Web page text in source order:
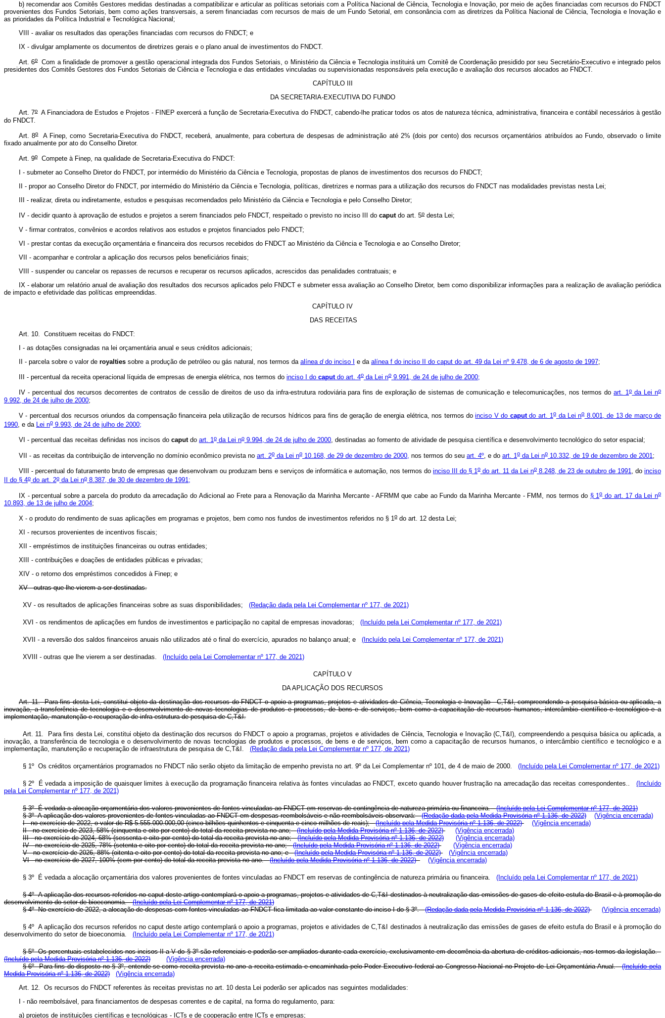
b) recomendar aos Comitês Gestores medidas destinadas a compatibilizar e articular as políticas setoriais com a Política Nacional de Ciência, Tecnologia e Inovação, por meio de ações financiadas com recursos do FNDCT
provenientes dos Fundos Setoriais, bem como ações transversais, a serem financiadas com recursos de mais de um Fundo Setorial, em consonância com as diretrizes da Política Nacional de Ciência, Tecnologia e Inovação e
as prioridades da Política Industrial e Tecnológica Nacional;
VIII - avaliar os resultados das operações financiadas com recursos do FNDCT; e
IX - divulgar amplamente os documentos de diretrizes gerais e o plano anual de investimentos do FNDCT.
Art. 6oCom a finalidade de promover a gestão operacional integrada dos Fundos Setoriais, o Ministério da Ciência e Tecnologia instituirá um Comitê de Coordenação presidido por seu Secretário-Executivo e integrado pelos
presidentes dos Comitês Gestores dos Fundos Setoriais de Ciência e Tecnologia e das entidades vinculadas ou supervisionadas responsáveis pela execução e avaliação dos recursos alocados ao FNDCT.
CAPÍTULO III
DA SECRETARIA-EXECUTIVA DO FUNDO
Art. 7o A Financiadora de Estudos e Projetos - FINEP exercerá a função de Secretaria-Executiva do FNDCT, cabendo-lhe praticar todos os atos de natureza técnica, administrativa, financeira e contábil necessários à gestão
do FNDCT.
Art. 8oA Finep, como Secretaria-Executiva do FNDCT, receberá, anualmente, para cobertura de despesas de administração até 2% (dois por cento) dos recursos orçamentários atribuídos ao Fundo, observado o limite
fixado anualmente por ato do Conselho Diretor.
Art. 9o
Compete à Finep, na qualidade de Secretaria-Executiva do FNDCT:
I - submeter ao Conselho Diretor do FNDCT, por intermédio do Ministério da Ciência e Tecnologia, propostas de planos de investimentos dos recursos do FNDCT;
II - propor ao Conselho Diretor do FNDCT, por intermédio do Ministério da Ciência e Tecnologia, políticas, diretrizes e normas para a utilização dos recursos do FNDCT nas modalidades previstas nesta Lei;
III - realizar, direta ou indiretamente, estudos e pesquisas recomendados pelo Ministério da Ciência e Tecnologia e pelo Conselho Diretor;
IV - decidir quanto à aprovação de estudos e projetos a serem financiados pelo FNDCT, respeitado o previsto no inciso III do caput do art. 5o desta Lei;
V - firmar contratos, convênios e acordos relativos aos estudos e projetos financiados pelo FNDCT;
VI - prestar contas da execução orçamentária e financeira dos recursos recebidos do FNDCT ao Ministério da Ciência e Tecnologia e ao Conselho Diretor;
VII - acompanhar e controlar a aplicação dos recursos pelos beneficiários finais;
VIII - suspender ou cancelar os repasses de recursos e recuperar os recursos aplicados, acrescidos das penalidades contratuais; e
IX - elaborar um relatório anual de avaliação dos resultados dos recursos aplicados pelo FNDCT e submeter essa avaliação ao Conselho Diretor, bem como disponibilizar informações para a realização de avaliação periódica
de impacto e efetividade das políticas empreendidas.
CAPÍTULO IV
DAS RECEITAS
Art. 10. Constituem receitas do FNDCT:
I - as dotações consignadas na lei orçamentária anual e seus créditos adicionais;
II - parcela sobre o valor de royalties sobre a produção de petróleo ou gás natural, nos termos da alínea d do inciso I e da alínea f do inciso II do caput do art. 49 da Lei nº 9.478, de 6 de agosto de 1997;
III - percentual da receita operacional líquida de empresas de energia elétrica, nos termos do inciso I do caput do art. 4o da Lei no 9.991, de 24 de julho de 2000;
IV - percentual dos recursos decorrentes de contratos de cessão de direitos de uso da infra-estrutura rodoviária para fins de exploração de sistemas de comunicação e telecomunicações, nos termos doart. 1oda Lei no
9.992, de 24 de julho de 2000;
V - percentual dos recursos oriundos da compensação financeira pela utilização de recursos hídricos para fins de geração de energia elétrica, nos termos doinciso V do caput do art. 1oda Lei no8.001, de 13 de março de
1990, e da Lei no 9.993, de 24 de julho de 2000;
VI - percentual das receitas definidas nos incisos do caput do art. 1o da Lei no 9.994, de 24 de julho de 2000, destinadas ao fomento de atividade de pesquisa científica e desenvolvimento tecnológico do setor espacial;
VII - as receitas da contribuição de intervenção no domínio econômico prevista no art. 2o da Lei no 10.168, de 29 de dezembro de 2000, nos termos do seu art. 4º , e do art. 1 o da Lei no 10.332, de 19 de dezembro de 2001 ;
VIII - percentual do faturamento bruto de empresas que desenvolvam ou produzam bens e serviços de informática e automação, nos termos do inciso III do § 1o do art. 11 da Lei no 8.248, de 23 de outubro de 1991, do inciso
II do § 4o do art. 2o da Lei no 8.387, de 30 de dezembro de 1991;
IX - percentual sobre a parcela do produto da arrecadação do Adicional ao Frete para a Renovação da Marinha Mercante - AFRMM que cabe ao Fundo da Marinha Mercante - FMM, nos termos do § 1odo art. 17 da Lei no
10.893, de 13 de julho de 2004;
X - o produto do rendimento de suas aplicações em programas e projetos, bem como nos fundos de investimentos referidos no § 1o do art. 12 desta Lei;
XI - recursos provenientes de incentivos fiscais;
XII - empréstimos de instituições financeiras ou outras entidades;
XIII - contribuições e doações de entidades públicas e privadas;
XIV - o retorno dos empréstimos concedidos à Finep; e
XV - outras que lhe vierem a ser destinadas.
XV - os resultados de aplicações financeiras sobre as suas disponibilidades; (Redação dada pela Lei Complementar nº 177, de 2021)
XVI - os rendimentos de aplicações em fundos de investimentos e participação no capital de empresas inovadoras; (Incluído pela Lei Complementar nº 177, de 2021)
XVII - a reversão dos saldos financeiros anuais não utilizados até o final do exercício, apurados no balanço anual; e (Incluído pela Lei Complementar nº 177, de 2021)
XVIII - outras que lhe vierem a ser destinadas. (Incluído pela Lei Complementar nº 177, de 2021)
CAPÍTULO V
DA APLICAÇÃO DOS RECURSOS
Art. 11. Para fins desta Lei, constitui objeto da destinação dos recursos do FNDCT o apoio a programas, projetos e atividades de Ciência, Tecnologia e Inovação - C,T&I, compreendendo a pesquisa básica ou aplicada, a
inovação, a transferência de tecnologia e o desenvolvimento de novas tecnologias de produtos e processos, de bens e de serviços, bem como a capacitação de recursos humanos, intercâmbio científico e tecnológico e a
implementação, manutenção e recuperação de infra-estrutura de pesquisa de C,T&I.
Art. 11. Para fins desta Lei, constitui objeto da destinação dos recursos do FNDCT o apoio a programas, projetos e atividades de Ciência, Tecnologia e Inovação (C,T&I), compreendendo a pesquisa básica ou aplicada, a
inovação, a transferência de tecnologia e o desenvolvimento de novas tecnologias de produtos e processos, de bens e de serviços, bem como a capacitação de recursos humanos, o intercâmbio científico e tecnológico e a
implementação, manutenção e recuperação de infraestrutura de pesquisa de C,T&I. (Redação dada pela Lei Complementar nº 177, de 2021)
§ 1º Os créditos orçamentários programados no FNDCT não serão objeto da limitação de empenho prevista no art. 9º da Lei Complementar nº 101, de 4 de maio de 2000. (Incluído pela Lei Complementar nº 177, de 2021)
§ 2º É vedada a imposição de quaisquer limites à execução da programação financeira relativa às fontes vinculadas ao FNDCT, exceto quando houver frustração na arrecadação das receitas correspondentes..
(Incluído
pela Lei Complementar nº 177, de 2021)
§ 3ºÉ vedada a alocação orçamentária dos valores provenientes de fontes vinculadas ao FNDCT em reservas de contingência de natureza primária ou financeira.
(Incluído pela Lei Complementar nº 177, de 2021)
§ 3º A aplicação dos valores provenientes de fontes vinculadas ao FNDCT em despesas reembolsáveis e não reembolsáveis observará:(Redação dada pela Medida Provisória nº 1.136, de 2022)
(Vigência encerrada)
I - no exercício de 2022, o valor de R$ 5.555.000.000,00 (cinco bilhões quinhentos e cinquenta e cinco milhões de reais);
(Incluído pela Medida Provisória nº 1.136, de 2022)
(Vigência encerrada)
II - no exercício de 2023, 58% (cinquenta e oito por cento) do total da receita prevista no ano;
(Incluído pela Medida Provisória nº 1.136, de 2022)
(Vigência encerrada)
III - no exercício de 2024, 68% (sessenta e oito por cento) do total da receita prevista no ano;
(Incluído pela Medida Provisória nº 1.136, de 2022)
(Vigência encerrada)
IV - no exercício de 2025, 78% (setenta e oito por cento) do total da receita prevista no ano;
(Incluído pela Medida Provisória nº 1.136, de 2022)
(Vigência encerrada)
V - no exercício de 2026, 88% (oitenta e oito por cento) do total da receita prevista no ano; e
(Incluído pela Medida Provisória nº 1.136, de 2022)
(Vigência encerrada)
VI - no exercício de 2027, 100% (cem por cento) do total da receita prevista no ano.
(Incluído pela Medida Provisória nº 1.136, de 2022) (Vigência encerrada)
§ 3ºÉ vedada a alocação orçamentária dos valores provenientes de fontes vinculadas ao FNDCT em reservas de contingência de natureza primária ou financeira. (Incluído pela Lei Complementar nº 177, de 2021)
§ 4º A aplicação dos recursos referidos nocaputdeste artigo contemplará o apoio a programas, projetos e atividades de C,T&I destinados à neutralização das emissões de gases de efeito estufa do Brasil e à promoção do
desenvolvimento do setor de bioeconomia.
(Incluído pela Lei Complementar nº 177, de 2021)
§ 4º No exercício de 2022, a alocação de despesas com fontes vinculadas ao FNDCT fica limitada ao valor constante do inciso I do § 3º.
(Redação dada pela Medida Provisória nº 1.136, de 2022) (Vigência encerrada)
§ 4º A aplicação dos recursos referidos nocaput deste artigo contemplará o apoio a programas, projetos e atividades de C,T&I destinados à neutralização das emissões de gases de efeito estufa do Brasil e à promoção do
desenvolvimento do setor de bioeconomia.
(Incluído pela Lei Complementar nº 177, de 2021)
§ 5º Os percentuais estabelecidos nos incisos II a V do § 3º são referenciais e poderão ser ampliados durante cada exercício, exclusivamente em decorrência da abertura de créditos adicionais, nos termos da legislação.
(Incluído pela Medida Provisória nº 1.136, de 2022)
(Vigência encerrada)
§ 6º Para fins do disposto no § 3º, entende-se como receita prevista no ano a receita estimada e encaminhada pelo Poder Executivo federal ao Congresso Nacional no Projeto de Lei Orçamentária Anual.
(Incluído pela
Medida Provisória nº 1.136, de 2022)
(Vigência encerrada)
Art. 12. Os recursos do FNDCT referentes às receitas previstas no art. 10 desta Lei poderão ser aplicados nas seguintes modalidades:
I - não reembolsável, para financiamentos de despesas correntes e de capital, na forma do regulamento, para:
a) projetos de instituições científicas e tecnológicas - ICTs e de cooperação entre ICTs e empresas;